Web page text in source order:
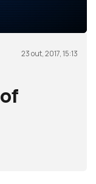
23 out, 2017, 15:13